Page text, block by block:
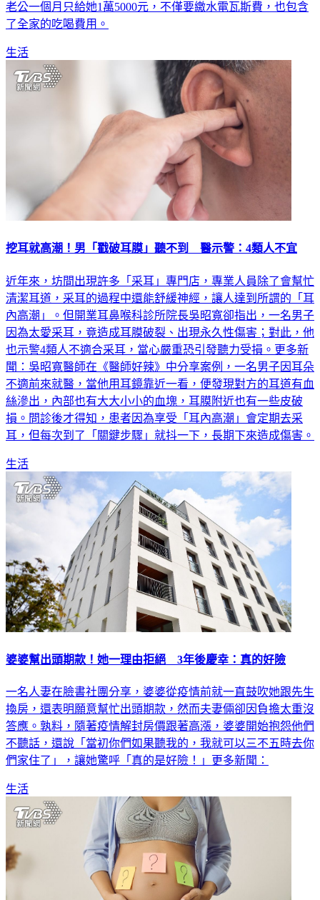
老公一個月只給她1萬5000元，不僅要繳水電瓦斯費，也包含
了全家的吃喝費用。
生活
挖耳就高潮！男「戳破耳膜」聽不到 醫示警：4類人不宜
近年來，坊間出現許多「采耳」專門店，專業人員除了會幫忙
清潔耳道，采耳的過程中還能舒緩神經，讓人達到所謂的「耳
內高潮」。但開業耳鼻喉科診所院長吳昭寬卻指出，一名男子
因為太愛采耳，竟造成耳膜破裂、出現永久性傷害；對此，他
也示警4類人不適合采耳，當心嚴重恐引發聽力受損。更多新
聞：吳昭寬醫師在《醫師好辣》中分享案例，一名男子因耳朵
不適前來就醫，當他用耳鏡靠近一看，便發現對方的耳道有血
絲滲出，內部也有大大小小的血塊，耳膜附近也有一些皮破
損。問診後才得知，患者因為享受「耳內高潮」會定期去采
耳，但每次到了「關鍵步驟」就抖一下，長期下來造成傷害。
生活
婆婆幫出頭期款！她一理由拒絕 3年後慶幸：真的好險
一名人妻在臉書社團分享，婆婆從疫情前就一直鼓吹她跟先生
換房，還表明願意幫忙出頭期款，然而夫妻倆卻因負擔太重沒
答應。孰料，隨著疫情解封房價跟著高漲，婆婆開始抱怨他們
不聽話，還說「當初你們如果聽我的，我就可以三不五時去你
們家住了」，讓她驚呼「真的是好險！」更多新聞：
生活